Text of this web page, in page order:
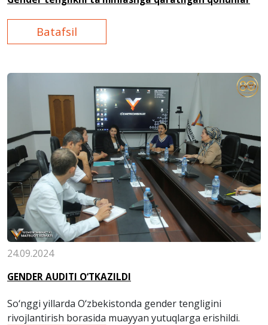
Batafsil
24.09.2024
GENDER AUDITI O‘TKAZILDI
So‘nggi yillarda O‘zbekistonda gender tengligini
rivojlantirish borasida muayyan yutuqlarga erishildi.